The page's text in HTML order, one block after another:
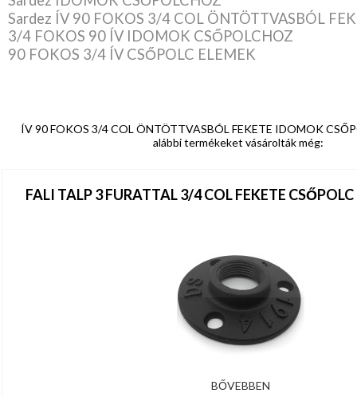
Sardez ÍV 90 FOKOS 3/4 COL ÖNTÖTTVASBÓL
3/4 FOKOS 90 ÍV IDOMOK CSŐPOLCHOZ
90 FOKOS 3/4 ÍV CSŐPOLC ELEMEK
ÍV 90 FOKOS 3/4 COL ÖNTÖTTVASBÓL FEKETE IDOMOK
alábbi termékeket vásárolták még:
FALI TALP 3 FURATTAL 3/4 COL FEKETE
BŐVEBBEN